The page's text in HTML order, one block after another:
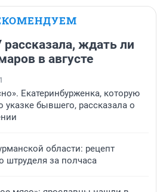
ждать ли
в августе
1
Екатеринбурженка, которую
бывшего, рассказала о
области: рецепт
штруделя за полчаса